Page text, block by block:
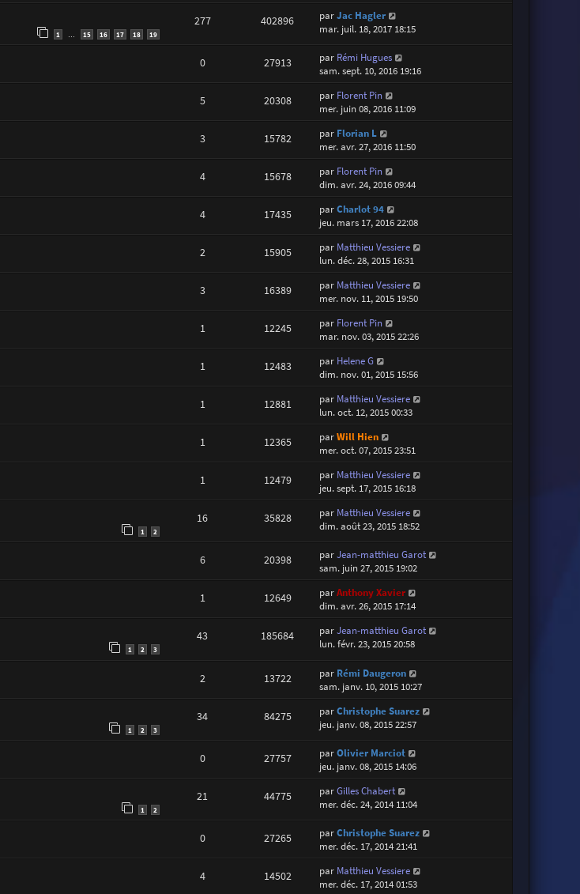
1 15 16 17 18 19
277 402896 parJac Hagler
mar. juil. 18, 2017 18:15
0 27913 par Rémi Hugues
sam. sept. 10, 2016 19:16
5 20308 par Florent Pin
mer. juin 08, 2016 11:09
3 15782 par Florian L
mer. avr. 27, 2016 11:50
4 15678 par Florent Pin
dim. avr. 24, 2016 09:44
4 17435 parCharlot 94
jeu. mars 17, 2016 22:08
2 15905 par Matthieu Vessiere
lun. déc. 28, 2015 16:31
3 16389 par Matthieu Vessiere
mer. nov. 11, 2015 19:50
1 12245 par Florent Pin
mar. nov. 03, 2015 22:26
1 12483 par Helene G
dim. nov. 01, 2015 15:56
1 12881 par Matthieu Vessiere
lun. oct. 12, 2015 00:33
1 12365 parWill Hien
mer. oct. 07, 2015 23:51
1 12479 par Matthieu Vessiere
jeu. sept. 17, 2015 16:18
1 2
16 35828 par Matthieu Vessiere
dim. août 23, 2015 18:52
6 20398 parJean-matthieu Garot
sam. juin 27, 2015 19:02
1 12649 parAnthony Xavier
dim. avr. 26, 2015 17:14
1 2 3
43 185684 parJean-matthieu Garot
lun. févr. 23, 2015 20:58
2 13722 par Rémi Daugeron
sam. janv. 10, 2015 10:27
1 2 3
34 84275 parChristophe Suarez
jeu. janv. 08, 2015 22:57
0 27757 parOlivier Marciot
jeu. janv. 08, 2015 14:06
1 2
21 44775 parGilles Chabert
mer. déc. 24, 2014 11:04
0 27265 parChristophe Suarez
mer. déc. 17, 2014 21:41
4 14502 par Matthieu Vessiere
mer. déc. 17, 2014 01:53